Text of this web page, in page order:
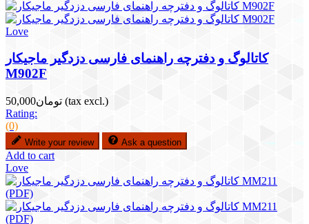
Love
کاتالوگ و دفترچه راهنمای فارسی دزدگیر ماجیکار
M902F
تومان50,000 (tax excl.)
Rating:
(0)
Write your review Ask a question
Add to cart
Love